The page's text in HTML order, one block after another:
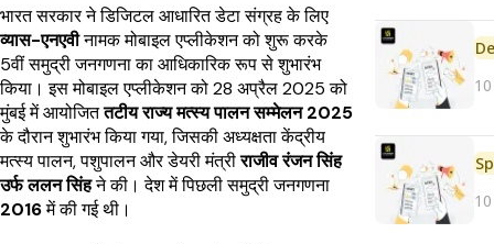
भारत सरकार ने डिजिटल आधारित डेटा संग्रह के लिए
व्यास-एनएवीनामक मोबाइल एप्लीकेशन को शुरू करके
5वीं समुद्री जनगणना का आधिकारिक रूप से शुभारंभ
किया। इस मोबाइल एप्लीकेशन को 28 अप्रैल 2025 को
मुंबई में आयोजिततटीय राज्य मत्स्य पालन सम्मेलन 2025
के दौरान शुभारंभ किया गया, जिसकी अध्यक्षता केंद्रीय
मत्स्य पालन, पशुपालन और डेयरी मंत्रीराजीव रंजन सिंह
उर्फ ​​ललन सिंहने की। देश में पिछली समुद्री जनगणना
2016में की गई थी।